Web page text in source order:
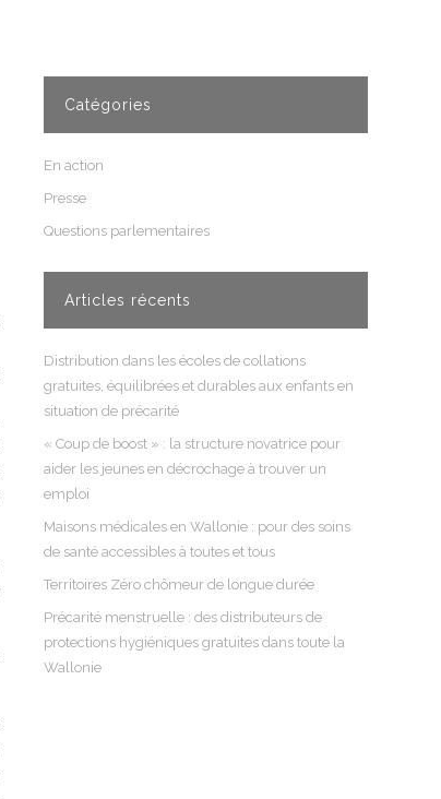
Catégories
En action
Presse
Questions parlementaires
Articles récents
Distribution dans les écoles de collations
gratuites, équilibrées et durables aux enfants en
situation de précarité
« Coup de boost » : la structure novatrice pour
aider les jeunes en décrochage à trouver un
emploi
Maisons médicales en Wallonie : pour des soins
de santé accessibles à toutes et tous
Territoires Zéro chômeur de longue durée
Précarité menstruelle : des distributeurs de
protections hygiéniques gratuites dans toute la
Wallonie